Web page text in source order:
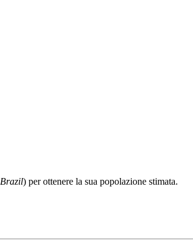
Brazil) per ottenere la sua popolazione stimata.